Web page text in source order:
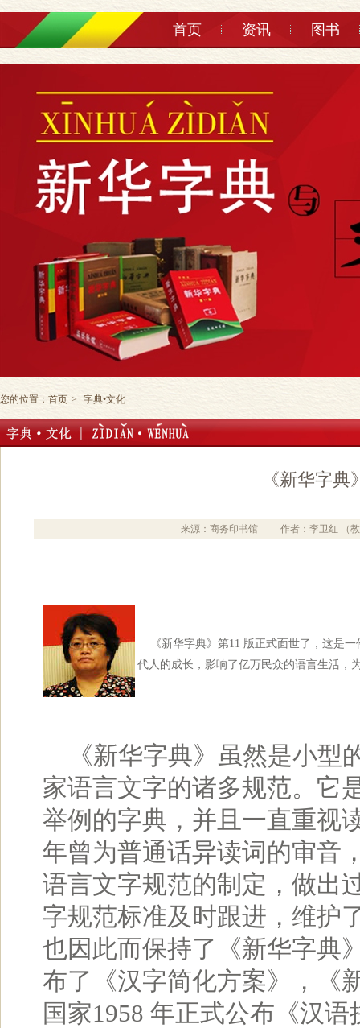
首页 资讯 图书
您的位置： 首页 > 字典•文化
《新华字
来源：商务印书馆 作者：李卫红 （
《新华字典》第11 版正式面世了，这是一
代人的成长，影响了亿万民众的语言生活，
《新华字典》虽然是小型
家语言文字的诸多规范。它
举例的字典，并且一直重视
年曾为普通话异读词的审音
语言文字规范的制定，做出
字规范标准及时跟进，维护
也因此而保持了《新华字典
布了《汉字简化方案》，《
国家1958 年正式公布《汉